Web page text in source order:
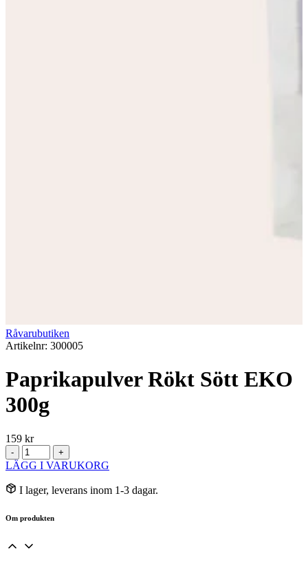
Råvarubutiken
Artikelnr: 300005
Paprikapulver Rökt Sött EKO
300g
159 kr
-
Paprikapulver
Rökt
EKO
300g
+
LÄGG I VARUKORG
I lager, leverans inom 1-3 dagar.
Om produkten